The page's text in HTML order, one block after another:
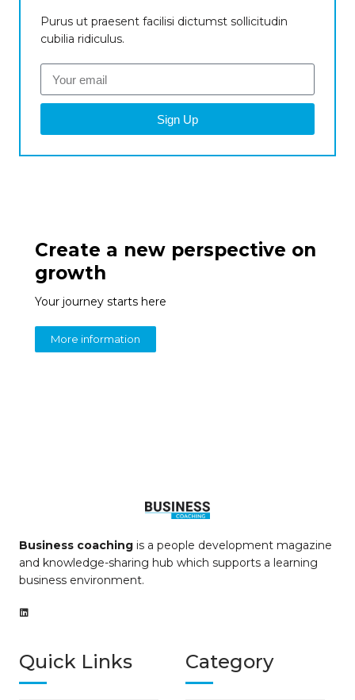
Purus ut praesent facilisi dictumst sollicitudin
cubilia ridiculus.
Sign Up
Create a new perspective on
growth
Your journey starts here
More information
Business coaching is a people development magazine
and knowledge-sharing hub which supports a learning
business environment.
Quick Links Category